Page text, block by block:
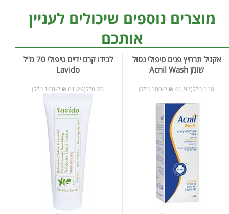
מוצרים נוספים שיכולים לעניין
אותכם
אקניל תרחיץ פנים טיפולי נטול
שומן Acnil Wash
150 מ"ל(45.93 ₪ ל-100 מ"ל)
לבידו קרם ידיים טיפולי 70 מ"ל
Lavido
70 מ"ל(61.29 ₪ ל-100 מ"ל)